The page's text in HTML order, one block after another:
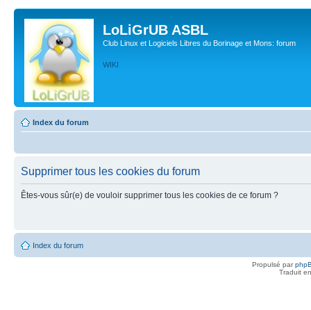
LoLiGrUB ASBL
Club Linux et Logiciels Libres du Borinage et Mons: forum
WIKI
Index du forum
Supprimer tous les cookies du forum
Êtes-vous sûr(e) de vouloir supprimer tous les cookies de ce forum ?
Index du forum
Propulsé par
Traduit